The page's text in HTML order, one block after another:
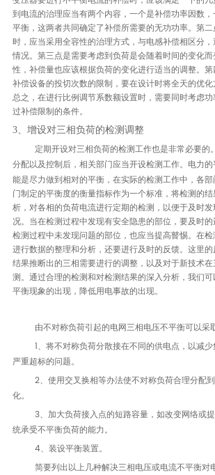
到电流的治理应当有两个内容，一个是补偿功率因数
平衡，这两者共同确定了补偿所需要的无功功率。 第
时，应当采用全容性的治理方式，与电感补偿相区分
情况。 第三点是需要考虑到负荷是会随着时间的变化
性，补偿量也应该根据负荷的变化进行适当的调整。
补偿设备的投切次数的限制，要在设计时将全天的优化
总之，在进行比例调节系数额设置时，需要同时考虑
过补偿限制的条件。
3、增设对三相负荷的检测调整
定期开设对三相负荷的检测工作也是非常必要的
分配以及控制后，相关部门应当开设检测工作。 电力
能是尽力做到相对的平衡，在实际的检测工作中，各
门制定的平衡度的衡量指标作为一个标准，将检测的
析，对各相的负荷电流进行定期的检测，以便于及时
况。 当在检测过程中发现有安全隐患的部位，要及时
检测过程中未发现问题的部位，也应当提高瞽惕。在
进行数据的整理和分析，还要进行及时的反馈。 这里
结果推断出的三相需要进行的调整，以及对于新技术
测。通过合理的检测和对检测结果的深入分析，我们
平衡现象的出现，降低用电事故的出现。
由不对称负荷引起的电网三相电压不平衡可以采
1、将不对称负荷分散接在不同的供电点，以减
严重超标的问题。
2、使用交叉换相等办法使不对称负荷合理分配
化。
3、加大负荷接入点的短路容量，如改变网络或
统承受不平衡负荷的能力。
4、装设平衡装置。
简要列出以上几种解决三相电压或电流不平衡对